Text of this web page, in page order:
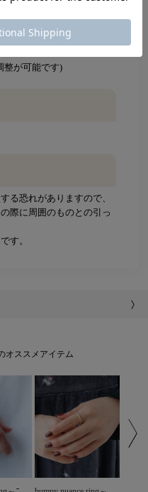
整が可能です)
る恐れがありますので、
際に周囲のものとの引っ
す。
オススメアイテム